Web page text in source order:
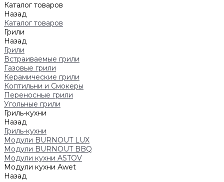
Каталог товаров
Назад
Каталог товаров
Грили
Назад
Грили
Встраиваемые грили
Газовые грили
Керамические грили
Коптильни и Смокеры
Переносные грили
Угольные грили
Гриль-кухни
Назад
Гриль-кухни
Модули BURNOUT LUX
Модули BURNOUT BBQ
Модули кухни ASTOV
Модули кухни Аwet
Назад